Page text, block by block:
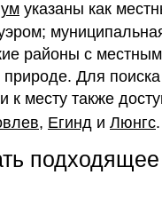
указаны как
районы с
природе. Для
к месту также
, Егинд и Люнгс.